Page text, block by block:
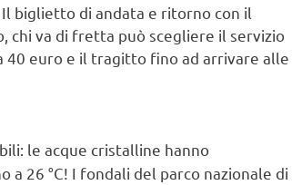
biglietto di andata e ritorno con il
chi va di fretta può scegliere il servizio
40 euro e il tragitto fino ad arrivare alle
le acque cristalline hanno
26 °C! I fondali del parco nazionale di